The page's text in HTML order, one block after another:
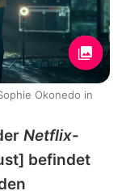
Netflix-
befindet
Okonedo in